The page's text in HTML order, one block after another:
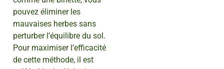
pouvez éliminer les
mauvaises herbes sans
perturber l’équilibre du sol.
Pour maximiser l’efficacité
de cette méthode, il est